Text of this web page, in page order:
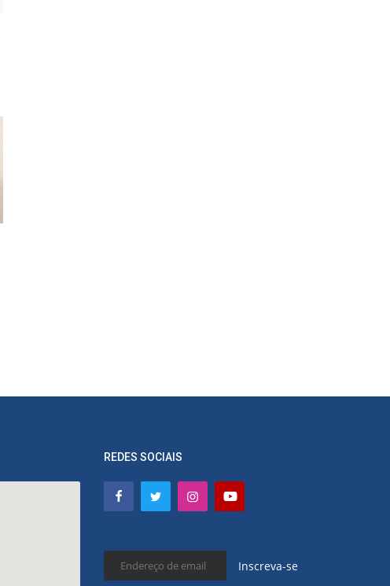
REDES SOCIAIS
Inscreva-se